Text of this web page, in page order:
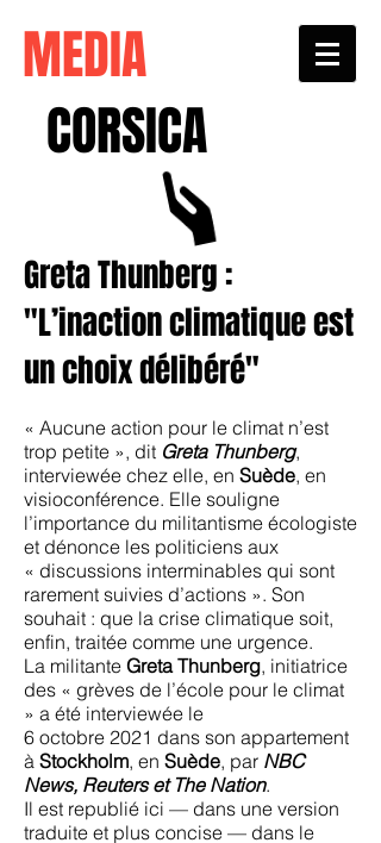
MEDIA
CORSICA
Greta Thunberg :
"L’inaction climatique est
un choix délibéré"
« Aucune action pour le climat n’est
trop petite », dit Greta Thunberg,
interviewée chez elle, en Suède, en
visioconférence. Elle souligne
l’importance du militantisme écologiste
et dénonce les politiciens aux
« discussions interminables qui sont
rarement suivies d’actions ». Son
souhait : que la crise climatique soit,
enfin, traitée comme une urgence.
La militante Greta Thunberg, initiatrice
des « grèves de l’école pour le climat
» a été interviewée le
6 octobre 2021 dans son appartement
à Stockholm, en Suède, par NBC
News, Reuters et The Nation.
Il est republié ici — dans une version
traduite et plus concise — dans le